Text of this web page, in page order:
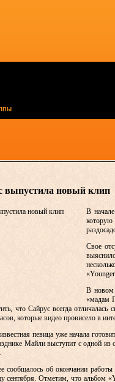
выпустила новый клип
В
Свое
В новом
«мадам
что Сайрус всегда
которые видео провисело в
певица уже начала
Майли выступит с одной
сообщалось об окончании
сентября. Отметим, что альбом